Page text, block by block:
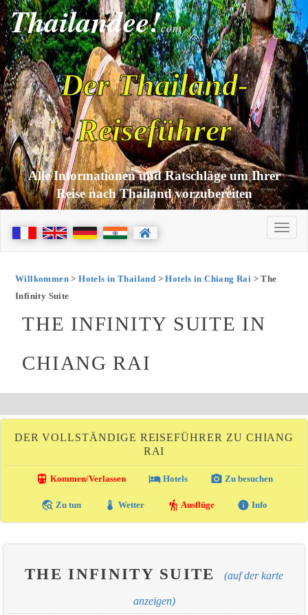
Thailandee!com
Der Thailand-
Reiseführer
Alle Informationen und Ratschläge um Ihrer
Reise nach Thailand vorzubereiten
Willkommen>Hotels in Thailand >Hotels in Chiang Rai > The
Infinity Suite
THE INFINITY SUITE IN
CHIANG RAI
DER VOLLSTÄNDIGE REISEFÜHRER ZU CHIANG
RAI
directions_transit Kommen/Verlassen local_hotelHotels photo_camera Zu besuchen
travel_explore Zu tun thermostat Wetter hiking Ausflüge info Info
THE INFINITY SUITE (auf der karte
anzeigen)